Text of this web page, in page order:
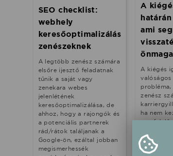
SEO checklist:
webhely
keresőoptimalizálás
zenészeknek
A legtöbb zenész számára
elsőre ijesztő feladatnak
tűnik a saját vagy
zenekara webes
jelenlétének
keresőoptimalizálása, de
ahhoz, hogy a rajongók és
a potenciális partnerek
rád/rátok találjanak a
Google-ön, ezáltal jobban
megismerhessék
A
határán
ami
A kiégés
valóságos
probléma,
zenész
ha nem
annak,